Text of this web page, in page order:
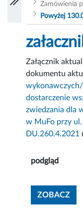
Zamówienia
Powyżej
Załącznik
dokumentu
dostarczenie
zwiedzania dla
w MuFo przy
DU.260.4.2021
podgląd
ZOBACZ